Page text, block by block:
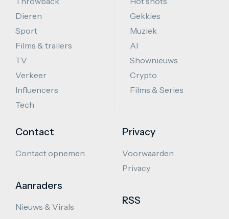
Dieren
Sport
Films & trailers
TV
Verkeer
Influencers
Tech
Gekkies
Muziek
AI
Shownieuws
Crypto
Films & Series
Contact
Contact opnemen
Aanraders
Nieuws & Virals
Privacy
Voorwaarden
Privacy
RSS